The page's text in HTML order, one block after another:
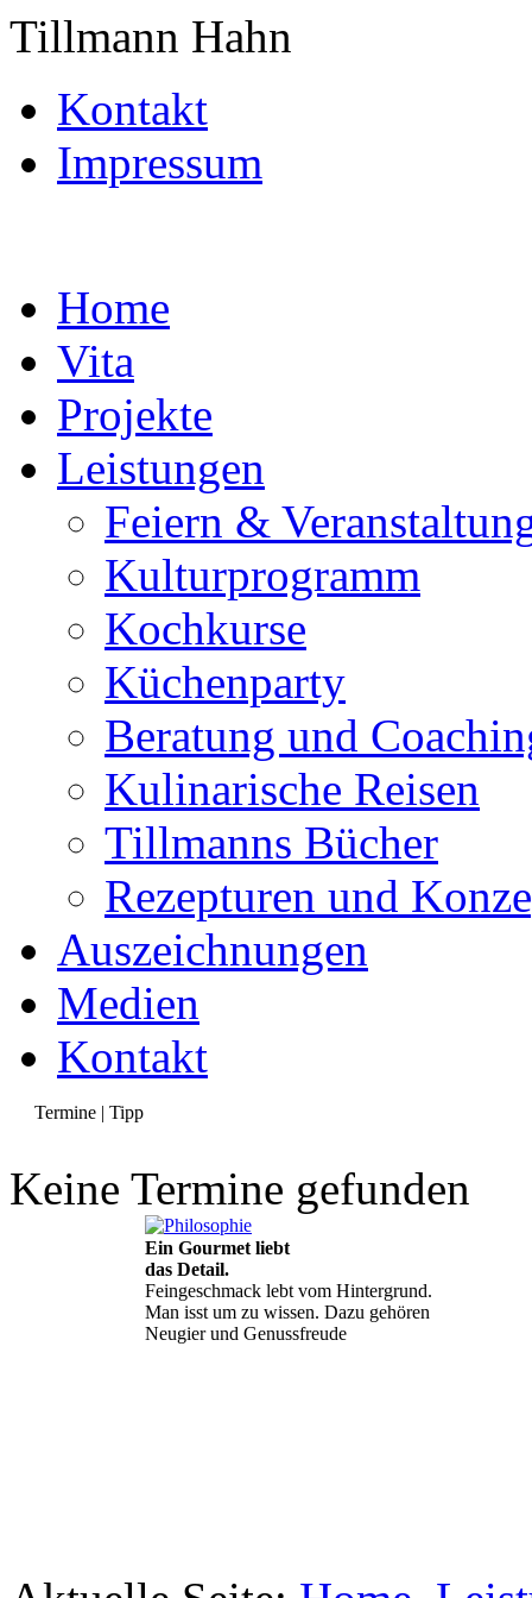
Tillmann Hahn
Kontakt
Impressum
Home
Vita
Projekte
Leistungen
Feiern &
Kulturprogramm
Kochkurse
Küchenparty
Beratung und
Kulinarische Reisen
Tillmanns Bücher
Rezepturen und
Auszeichnungen
Medien
Kontakt
Termine | Tipp
Keine Termine gefunden
Ein Gourmet liebt
das Detail.
Feingeschmack lebt vom Hintergrund.
Man isst um zu wissen. Dazu gehören
Neugier und Genussfreude
Geheimnisse, die